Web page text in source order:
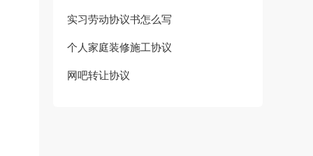
实习劳动协议书怎么写
个人家庭装修施工协议
网吧转让协议